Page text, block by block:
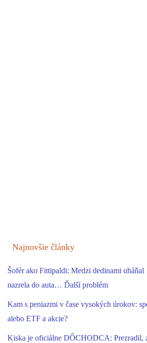
Najnovšie články
Šofér ako Fittipaldi: Medzi dedinami
nazrela do auta… Ďalší problém
Kam s peniazmi v čase vysokých úrokov:
alebo ETF a akcie?
Kiska je oficiálne DÔCHODCA: Prezradil,